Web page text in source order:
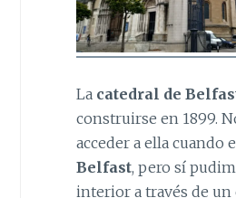
La catedral de
construirse en 1899.
acceder a ella cuando
Belfast, pero sí
interior a través de un